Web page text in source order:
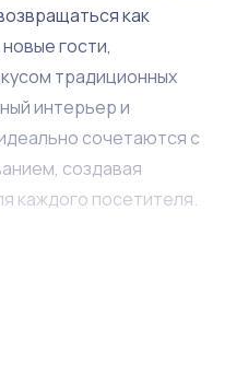
как
гости,
традиционных
интерьер и
сочетаются с
создавая
каждого посетителя.
штат опытных
новым владельцем. Это